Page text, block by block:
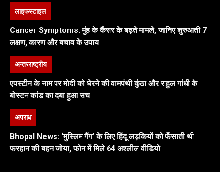
लाइफस्टाइल
Cancer Symptoms: मुंह के कैंसर के बढ़ते मामले, जानिए शुरुआती 7
लक्षण, कारण और बचाव के उपाय
अन्तरराष्ट्रीय
एपस्टीन के नाम पर मोदी को घेरने की वामपंथी कुंठा और राहुल गांधी के
बोस्टन कांड का दबा हुआ सच
अपराध
Bhopal News: ‘मुस्लिम गैंग’ के लिए हिंदू लड़कियों को फँसाती थी
फरहान की बहन जोया, फोन में मिले 64 अश्लील वीडियो